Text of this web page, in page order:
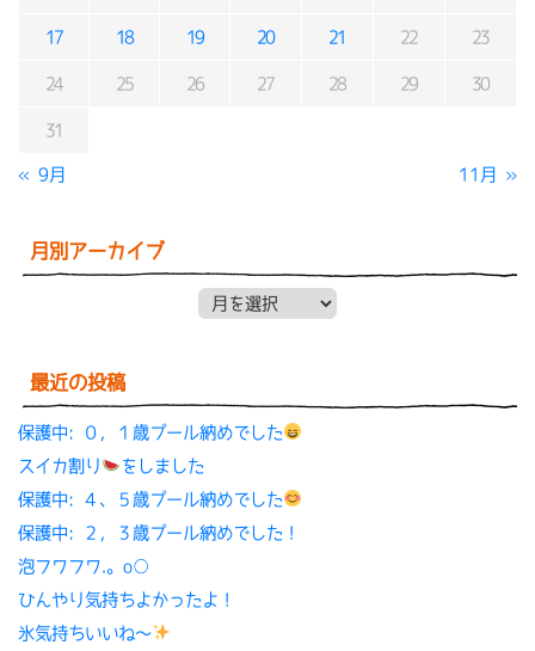
17 18 19 20 21 22 23
24 25 26 27 28 29 30
31
« 9月 11月 »
月別アーカイブ
最近の投稿
保護中: ０，１歳プール納めでした
スイカ割り
をしました
保護中: ４、５歳プール納めでした
保護中: ２，３歳プール納めでした！
泡フワフワ.。o○
ひんやり気持ちよかったよ！
氷気持ちいいね〜